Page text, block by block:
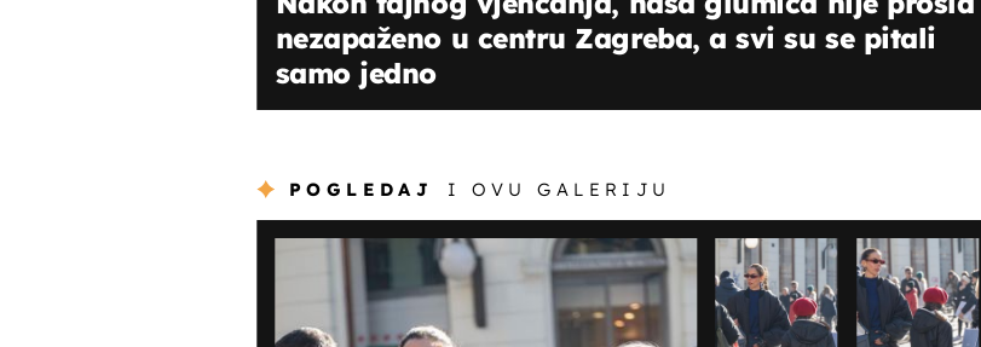
nezapaženo u centru Zagreba, a svi su se pitali
samo jedno
POGLEDAJ I OVU GALERIJU